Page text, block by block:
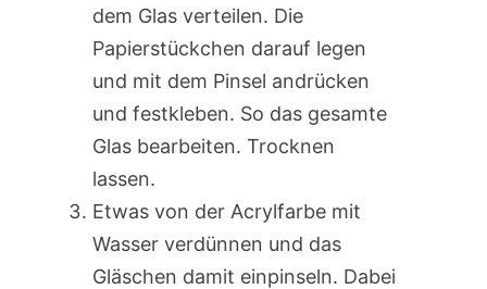
dem Glas verteilen. Die
Papierstückchen darauf legen
und mit dem Pinsel andrücken
und festkleben. So das gesamte
Glas bearbeiten. Trocknen
lassen.
Etwas von der Acrylfarbe mit
Wasser verdünnen und das
Gläschen damit einpinseln. Dabei